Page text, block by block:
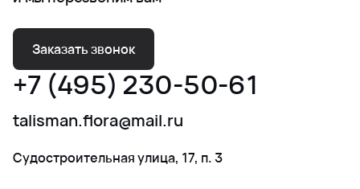
Заказать звонок
+7 (495) 230-50-61
talisman.flora@mail.ru
Судостроительная улица, 17, п. 3